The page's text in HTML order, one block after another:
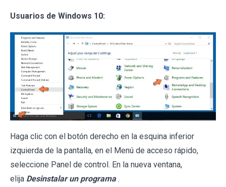
Usuarios de Windows 10:
Haga clic con el botón derecho en la esquina inferior
izquierda de la pantalla, en el Menú de acceso rápido,
seleccione Panel de control. En la nueva ventana,
elija Desinstalar un programa .